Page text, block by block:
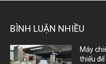
BÌNH LUẬN NHIỀU
Máy
thiếu